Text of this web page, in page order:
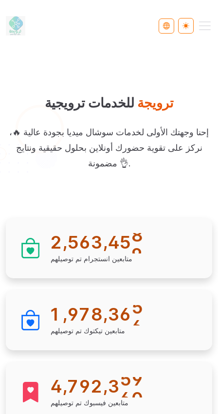
Select Language
Toggle
ترويجة للخدمات ترويجية
إحنا وجهتك الأولى لخدمات سوشال ميديا بجودة عالية 🔥،
نركز على تقوية حضورك أونلاين بحلول حقيقية ونتايج
مضمونة 👌.
2,563,459
متابعين انستجرام تم توصيلهم
1 ,978,366
متابعين تيكتوك تم توصيلهم
4,792,360
متابعين فيسبوك تم توصيلهم